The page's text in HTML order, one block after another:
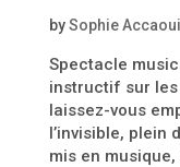
bySophie Accaoui
Spectacle
instructif sur les
laissez-vous
l’invisible, plein
mis en